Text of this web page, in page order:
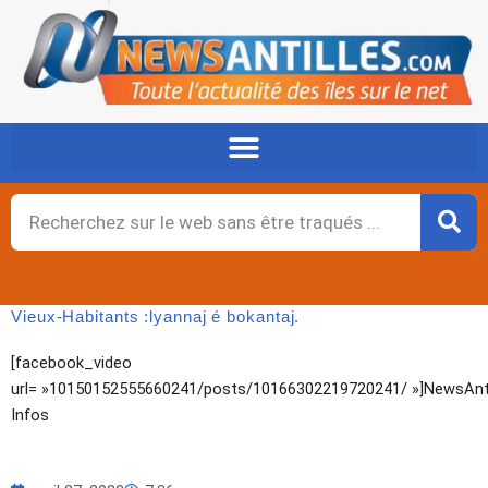
contenu
Rechercher
Vieux-Habitants :lyannaj é bokantaj.
[facebook_video
url= »10150152555660241/posts/10166302219720241/
Infos